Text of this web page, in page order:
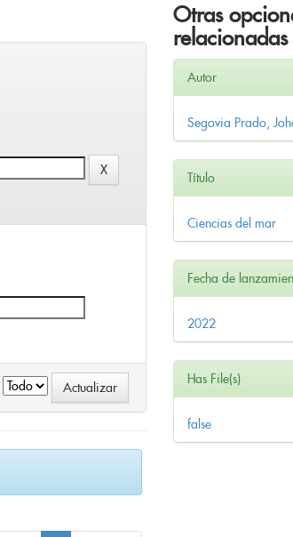
Otras
relacionadas
Autor
Segovia Prado,
Título
Ciencias del mar
Fecha de
2022
Has File(s)
false